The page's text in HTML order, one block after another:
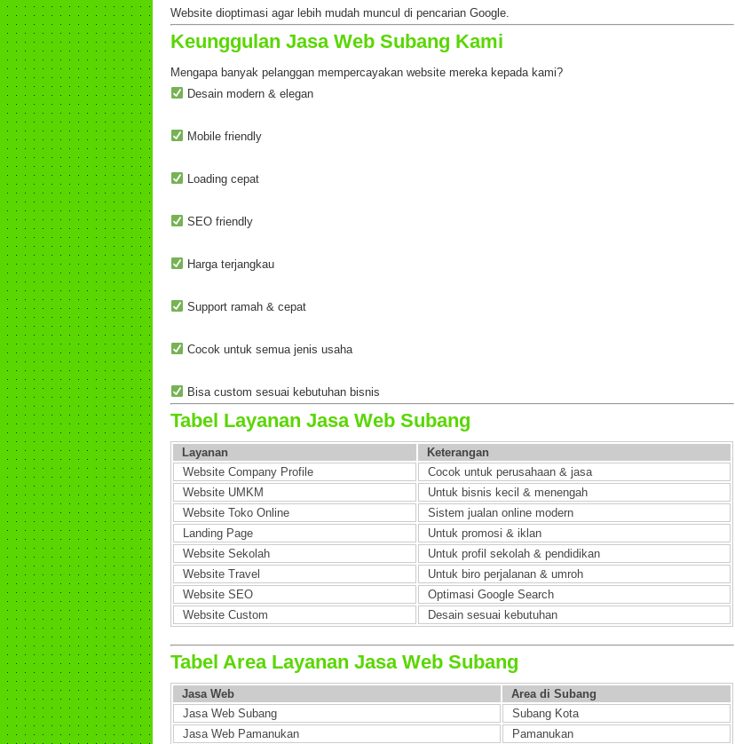
Website dioptimasi agar lebih mudah muncul di pencarian Google.
Keunggulan Jasa Web Subang Kami
Mengapa banyak pelanggan mempercayakan website mereka kepada kami?
Desain modern & elegan
Mobile friendly
Loading cepat
SEO friendly
Harga terjangkau
Support ramah & cepat
Cocok untuk semua jenis usaha
Bisa custom sesuai kebutuhan bisnis
Tabel Layanan Jasa Web Subang
Layanan
Keterangan
Website Company Profile
Cocok untuk perusahaan & jasa
Website UMKM
Untuk bisnis kecil & menengah
Website Toko Online
Sistem jualan online modern
Landing Page
Untuk promosi & iklan
Website Sekolah
Untuk profil sekolah & pendidikan
Website Travel
Untuk biro perjalanan & umroh
Website SEO
Optimasi Google Search
Website Custom
Desain sesuai kebutuhan
Tabel Area Layanan Jasa Web Subang
Jasa Web
Area di Subang
Jasa Web Subang
Subang Kota
Jasa Web Pamanukan
Pamanukan